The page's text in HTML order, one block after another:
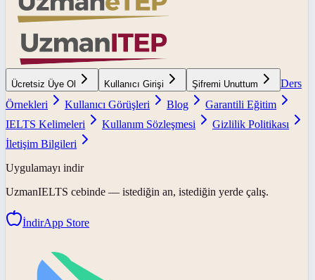
Ücretsiz Üye Ol Kullanıcı Girişi Şifremi Unuttum
Ders
Örnekleri
Kullanıcı Görüşleri Blog
Garantili Eğitim
IELTS Kelimeleri
Kullanım Sözleşmesi
Gizlilik Politikası
İletişim Bilgileri
Uygulamayı indir
UzmanIELTS cebinde — istediğin an, istediğin yerde çalış.
İndirApp Store